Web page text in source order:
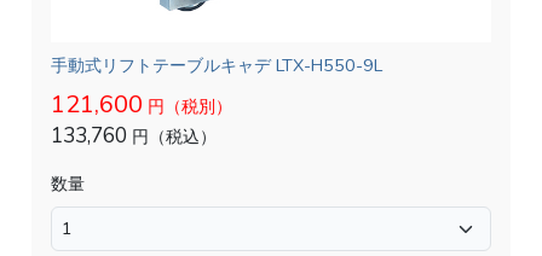
手動式リフトテーブルキャデ LTX-H550-9L
121,600 円（税別）
133,760 円（税込）
数量